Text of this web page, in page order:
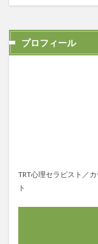
プロフィール
TRT心理セラピスト／
ト